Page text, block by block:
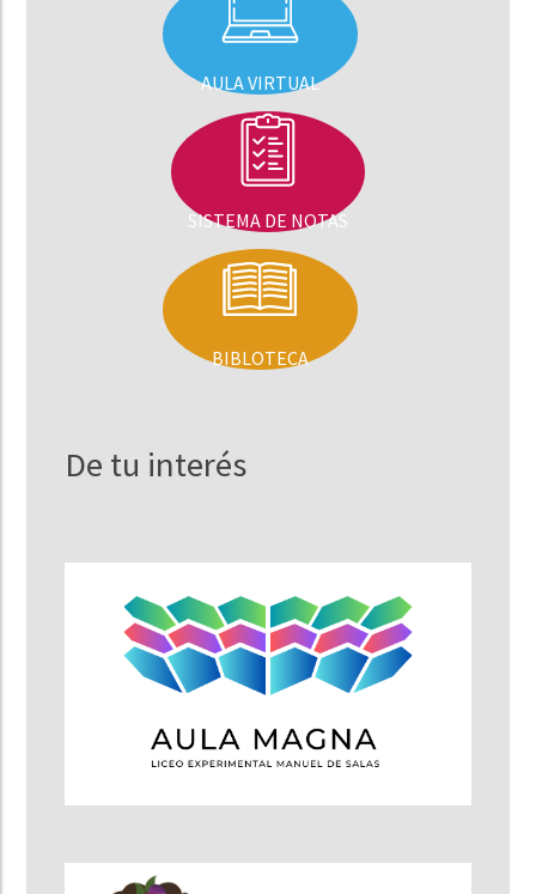
AULA VIRTUAL
SISTEMA DE NOTAS
BIBLOTECA
De tu interés